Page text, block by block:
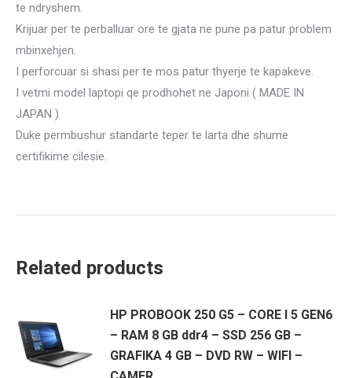
te ndryshem.
Krijuar per te perballuar ore te gjata ne pune pa patur problem
mbinxehjen.
I perforcuar si shasi per te mos patur thyerje te kapakeve.
I vetmi model laptopi qe prodhohet ne Japoni ( MADE IN
JAPAN )
Duke permbushur standarte teper te larta dhe shume
certifikime cilesie.
Related products
HP PROBOOK 250 G5 – CORE I 5 GEN6
– RAM 8 GB ddr4 – SSD 256 GB –
GRAFIKA 4 GB – DVD RW – WIFI –